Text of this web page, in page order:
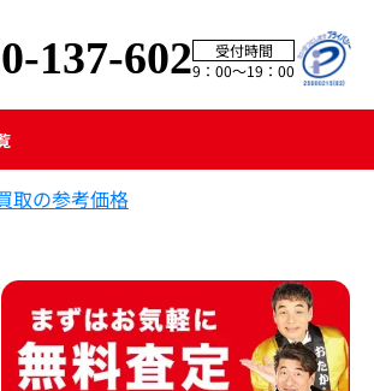
137-602
受付時間
9：00〜19：00
取の参考価格